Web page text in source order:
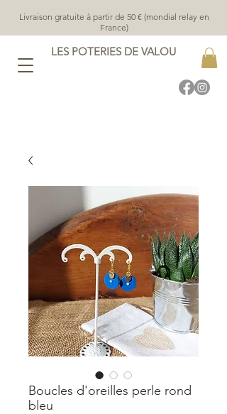
LES POTERIES DE VALOU
Livraison gratuite à partir de 50 € (mondial relay en
France)
Boucles d'oreilles perle rond
bleu